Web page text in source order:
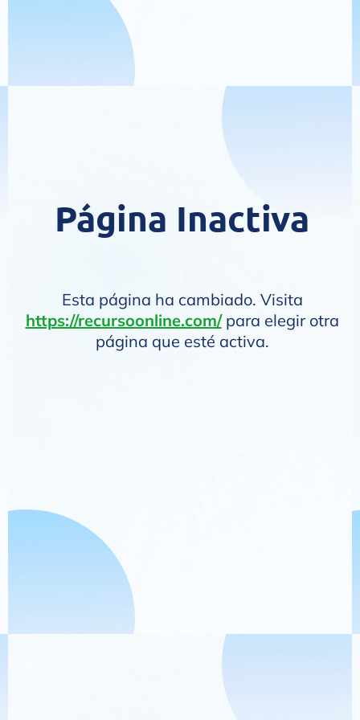
Página Inactiva
Esta página ha cambiado. Visita
https://recursoonline.com/ para elegir otra
página que esté activa.